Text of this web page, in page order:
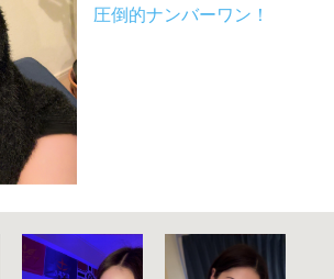
圧倒的ナンバーワン！